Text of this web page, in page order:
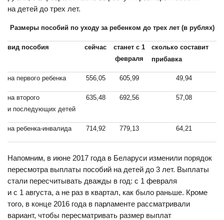
на детей до трех лет.
Размеры пособий по уходу за ребенком до трех лет (в рублях)
вид пособия сейчас
станет с 1
февраля
сколько составит
прибавка
на первого ребенка 556,05 605,99 49,94
на второго
и последующих детей
635,48 692,56 57,08
на ребенка-инвалида 714,92 779,13 64,21
Напомним, в июне 2017 года в Беларуси изменили порядок
пересмотра выплаты пособий на детей до 3 лет. Выплаты
стали пересчитывать дважды в год: с 1 февраля
и с 1 августа, а не раз в квартал, как было раньше. Кроме
того, в конце 2016 года в парламенте рассматривали
вариант, чтобы пересматривать размер выплат